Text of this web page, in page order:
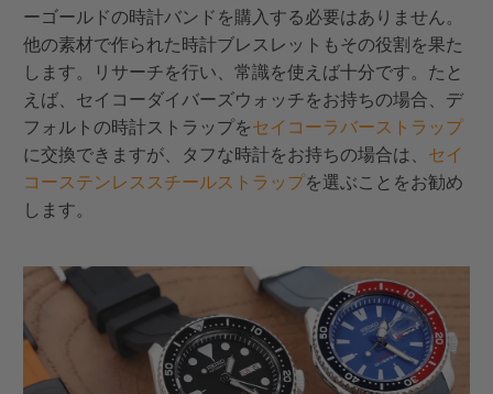
ーゴールドの時計バンドを購入する必要はありません。
他の素材で作られた時計ブレスレットもその役割を果た
します。リサーチを行い、常識を使えば十分です。たと
えば、セイコーダイバーズウォッチをお持ちの場合、デ
フォルトの時計ストラップをセイコーラバーストラップ
に交換できますが、タフな時計をお持ちの場合は、 セイ
コーステンレススチールストラップを選ぶことをお勧め
します。